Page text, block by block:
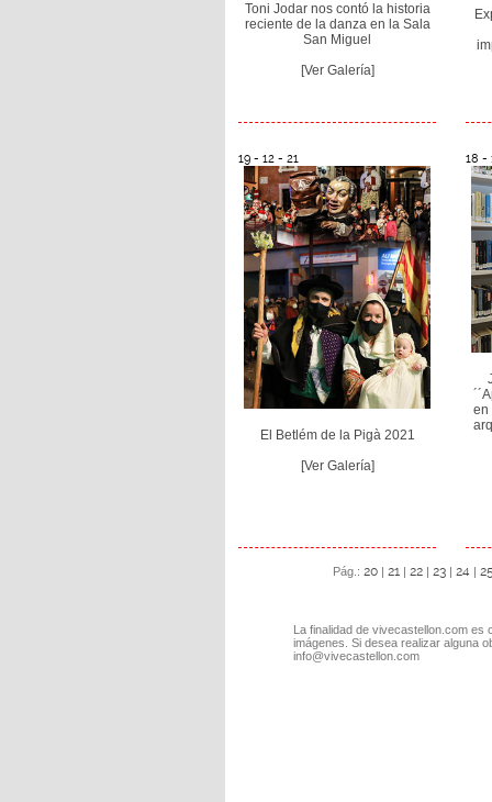
Toni Jodar nos contó la historia
reciente de la danza en la Sala
San Miguel
[Ver Galería]
19 - 12 - 21
El Betlém de la Pigà 2021
[Ver Galería]
18 -
en
Pág.: 20 | 21 | 22 | 23 | 24 |
La finalidad de vivecastellon.com
imágenes. Si desea realizar alguna
info@vivecastellon.com